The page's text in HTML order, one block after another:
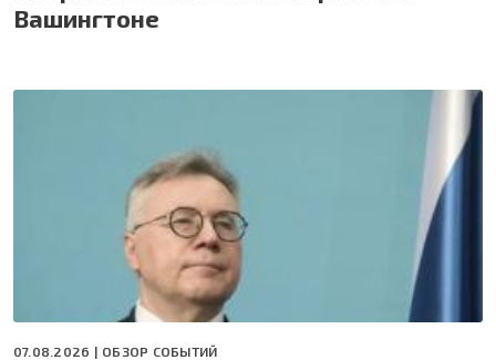
Вашингтоне
07.08.2026 | ОБЗОР СОБЫТИЙ